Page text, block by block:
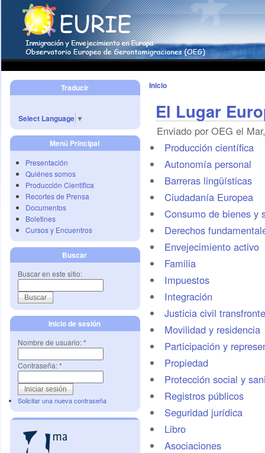
Traducir
Select Language ▼
Menú Principal
Presentación
Quiénes somos
Producción Científica
Recortes de Prensa
Documentos
Boletines
Cursos y Encuentros
Buscar
Buscar en este sitio:
Inicio de sesión
Nombre de usuario:*
Contraseña:*
Solicitar una nueva contraseña
Inicio
El Lugar
Enviado por OEG el
Producción científica
Autonomía personal
Barreras lingüísticas
Ciudadanía Europea
Consumo de bienes y
Derechos
Envejecimiento activo
Familia
Impuestos
Integración
Justicia civil
Movilidad y residencia
Participación y
Propiedad
Protección social y
Registros públicos
Seguridad jurídica
Libro
Asociaciones